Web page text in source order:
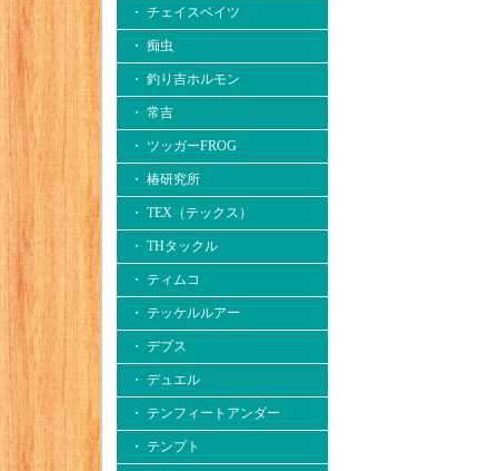
・ チェイスベイツ
・ 痴虫
・ 釣り吉ホルモン
・ 常吉
・ ツッガーFROG
・ 椿研究所
・ TEX（テックス）
・ THタックル
・ ティムコ
・ テッケルルアー
・ デプス
・ デュエル
・ テンフィートアンダー
・ テンプト